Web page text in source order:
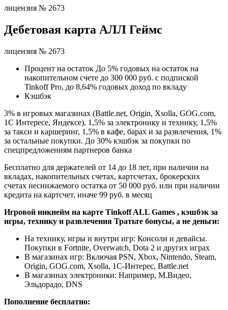
лицензия № 2673
Дебетовая карта АЛЛ Геймс
лицензия № 2673
Процент на остаток До 5% годовых на остаток на
накопительном счете до 300 000 руб. с подпиской
Tinkoff Pro, до 8,64% годовых доход по вкладу
Кэшбэк
3% в игровых магазинах (Battle.net, Origin, Xsolla, GOG.com,
1С Интересе, Яндексе), 1,5% за электронику и технику, 1,5%
за такси и каршеринг, 1,5% в кафе, барах и за развлечения, 1%
за остальные покупки. До 30% кэшбэк за покупки по
спецпредложениям партнеров банка
Бесплатно для держателей от 14 до 18 лет, при наличии на
вкладах, накопительных счетах, картсчетах, брокерских
счетах неснижаемого остатка от 50 000 руб. или при наличии
кредита на картсчет, иначе 99 руб. в месяц
Игровой никнейм на карте Tinkoff ALL Games , кэшбэк за
игры, технику и развлечения Тратьте бонусы, а не деньги:
На технику, игры и внутри игр: Консоли и девайсы.
Покупки в Fortnite, Overwatch, Dota 2 и других играх
В магазинах игр: Включая PSN, Xbox, Nintendo, Steam,
Origin, GOG.com, Xsolla, 1С-Интерес, Battle.net
В магазинах электроники: Например, М.Видео,
Эльдорадо, DNS
Пополнение бесплатно: